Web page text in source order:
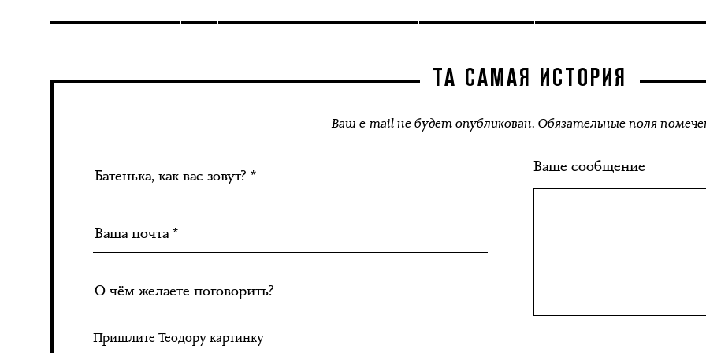
ТА САМАЯ ИСТОРИЯ
Ваш e-mail не будет опубликован. Обязательные поля
Пришлите Теодору картинку
Ваше сообщение